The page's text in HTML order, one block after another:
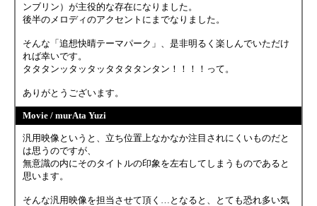
ンブリン）が主役的な存在になりました。
後半のメロディのアクセントにまでなりました。
そんな「追想快晴テーマパーク」、是非明るく楽しんでいただけ
れば幸いです。
タタタンッタッタッタタタタンタン！！！！って。
ありがとうございます。
Movie / murAta Yuzi
汎用映像というと、立ち位置上なかなか注目されにくいものだと
は思うのですが、
無意識の内にそのタイトルの印象を左右してしまうものであると
思います。
そんな汎用映像を担当させて頂く…となると、とても恐れ多い気